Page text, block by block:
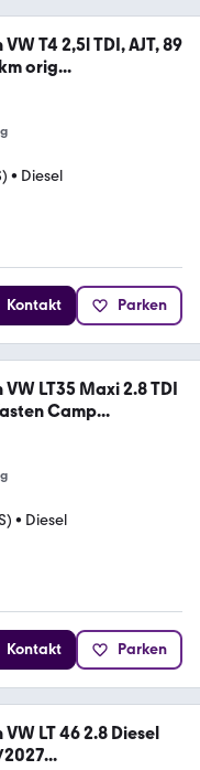
T4 2,5l TDI, AJT, 89
orig...
• Diesel
Kontakt Parken
LT35 Maxi 2.8 TDI
Camp...
• Diesel
Kontakt Parken
46 2.8 Diesel
2027...